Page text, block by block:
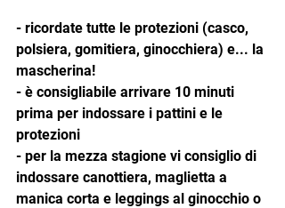
- ricordate tutte le protezioni (casco,
polsiera, gomitiera, ginocchiera) e... la
mascherina!
- è consigliabile arrivare 10 minuti
prima per indossare i pattini e le
protezioni
- per la mezza stagione vi consiglio di
indossare canottiera, maglietta a
manica corta e leggings al ginocchio o